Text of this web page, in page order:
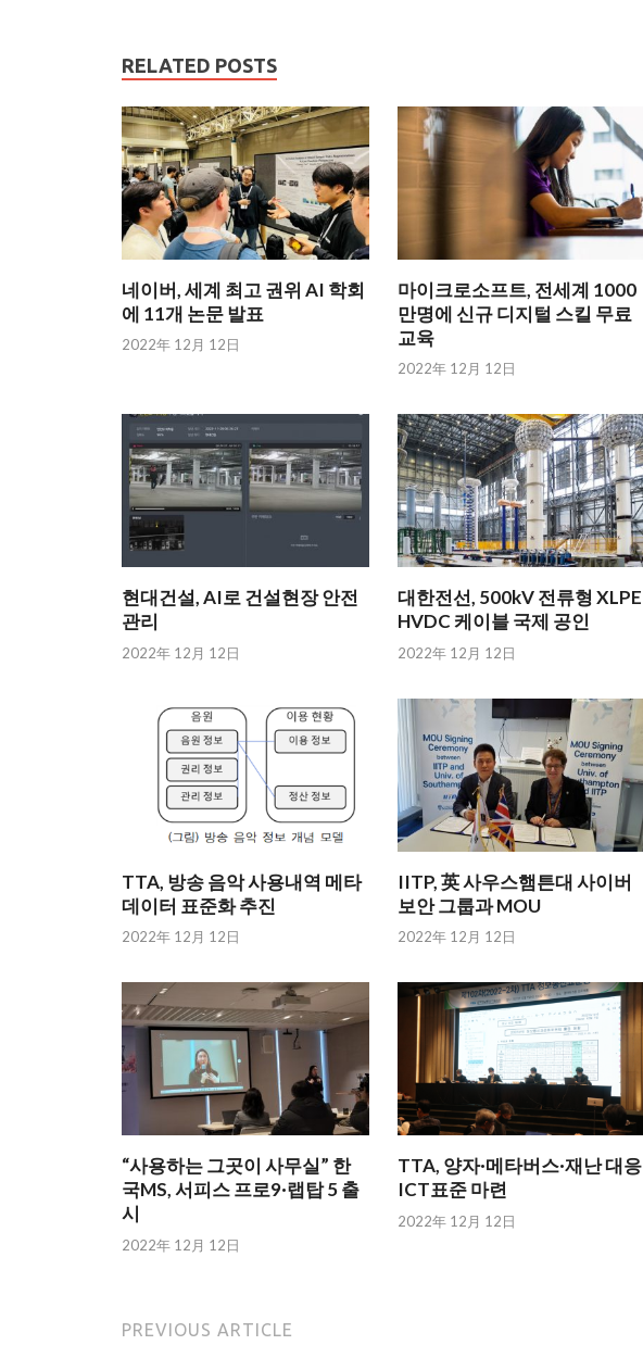
RELATED POSTS
네이버, 세계 최고 권위 AI 학회
에 11개 논문 발표
2022年 12月 12日
마이크로소프트, 전세계 1000
만명에 신규 디지털 스킬 무료
교육
2022年 12月 12日
현대건설, AI로 건설현장 안전
관리
2022年 12月 12日
대한전선, 500kV 전류형 XLPE
HVDC 케이블 국제 공인
2022年 12月 12日
TTA, 방송 음악 사용내역 메타
데이터 표준화 추진
2022年 12月 12日
IITP, 英 사우스햄튼대 사이버
보안 그룹과 MOU
2022年 12月 12日
“사용하는 그곳이 사무실” 한
국MS, 서피스 프로9·랩탑 5 출
시
2022年 12月 12日
TTA, 양자·메타버스·재난 대응
ICT표준 마련
2022年 12月 12日
PREVIOUS ARTICLE